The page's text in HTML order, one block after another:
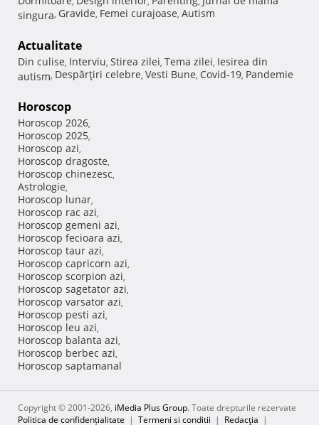
singura, Gravide, Femei curajoase, Autism
Actualitate
Din culise, Interviu, Stirea zilei, Tema zilei, Iesirea din
autism, Despărţiri celebre, Vesti Bune, Covid-19, Pandemie
Horoscop
Horoscop 2026,
Horoscop 2025,
Horoscop azi,
Horoscop dragoste,
Horoscop chinezesc,
Astrologie,
Horoscop lunar,
Horoscop rac azi,
Horoscop gemeni azi,
Horoscop fecioara azi,
Horoscop taur azi,
Horoscop capricorn azi,
Horoscop scorpion azi,
Horoscop sagetator azi,
Horoscop varsator azi,
Horoscop pesti azi,
Horoscop leu azi,
Horoscop balanta azi,
Horoscop berbec azi,
Horoscop saptamanal
Copyright © 2001-2026, iMedia Plus Group. Toate drepturile rezervate
Politica de confidențialitate | Termeni si conditii | Redacţia |